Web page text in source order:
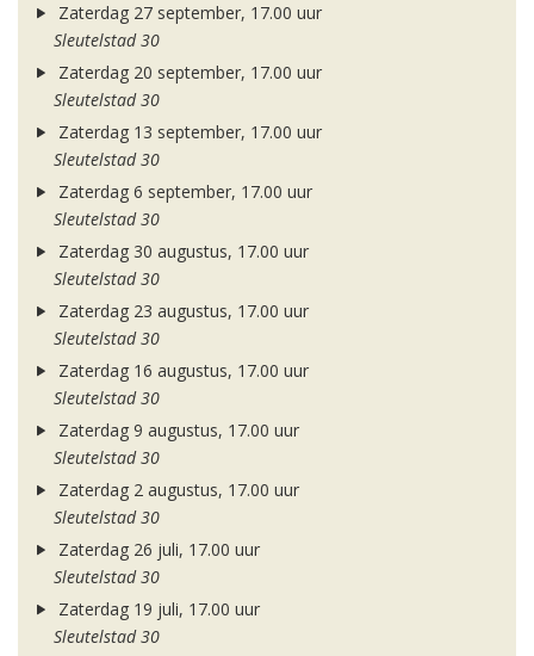
Zaterdag 27 september, 17.00 uur
Sleutelstad 30
Zaterdag 20 september, 17.00 uur
Sleutelstad 30
Zaterdag 13 september, 17.00 uur
Sleutelstad 30
Zaterdag 6 september, 17.00 uur
Sleutelstad 30
Zaterdag 30 augustus, 17.00 uur
Sleutelstad 30
Zaterdag 23 augustus, 17.00 uur
Sleutelstad 30
Zaterdag 16 augustus, 17.00 uur
Sleutelstad 30
Zaterdag 9 augustus, 17.00 uur
Sleutelstad 30
Zaterdag 2 augustus, 17.00 uur
Sleutelstad 30
Zaterdag 26 juli, 17.00 uur
Sleutelstad 30
Zaterdag 19 juli, 17.00 uur
Sleutelstad 30